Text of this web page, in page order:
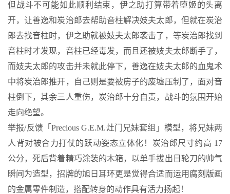
但战斗不可能如此顺利结束，伊之助打算带着堕姬的头离
开，让善逸和炭治郎去帮助音柱解决妓夫太郎，但就在炭治
郎去找音柱时，伊之助就被妓夫太郎袭击了，等炭治郎找到
音柱时才发现，音柱已经毒发，而且还被妓夫太郎断手了，
而妓夫太郎的攻击并未就此停下，善逸在妓夫太郎的血鬼术
中将炭治郎推开，自己则是要被房子的废墟压制了，面对音
柱倒下，其余三人重伤，炭治郎十分自责，战斗的氛围开始
走向绝望。
举报/反馈「Precious G.E.M.灶门兄妹套组」模型，将兄妹两
人背对被合力打仗的跃动姿态立体化！炭治郎尺寸约高 17
公分，死后背着精巧涂装的木箱，以单手拔出日轮刀的帅气
瞬间为造型，招牌的旭日耳环更是觉得合适而运用腐刻版画
的金属零件制造，搭配转身的动作具有活力扬起！